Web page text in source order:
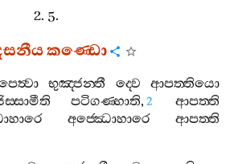
2. 5.
කණ‍්ඩො
භුඤ‍්ජන‍්තී ද‍්වෙ
ආපත‍්තියො
පටිගණ‍්හාති, 2
ආපත‍්ති
අජ‍්ඣොහාරෙ
ආපත‍්ති